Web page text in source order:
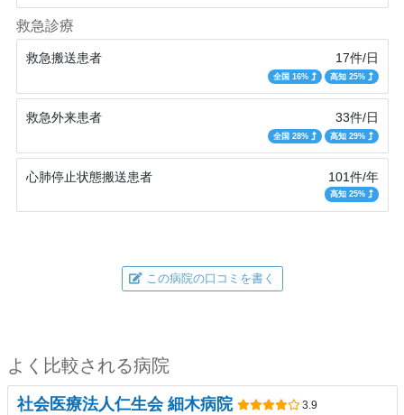
救急診療
救急搬送患者 17件/日
全国 16% 高知 25%
救急外来患者 33件/日
全国 28% 高知 29%
心肺停止状態搬送患者 101件/年
高知 25%
この病院の口コミを書く
よく比較される病院
社会医療法人仁生会 細木病院
3.9